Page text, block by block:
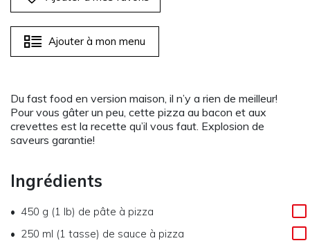
Ajouter à mon menu
Du fast food en version maison, il n’y a rien de meilleur!
Pour vous gâter un peu, cette pizza au bacon et aux
crevettes est la recette qu’il vous faut. Explosion de
saveurs garantie!
Ingrédients
450 g (1 lb) de pâte à pizza
250 ml (1 tasse) de sauce à pizza